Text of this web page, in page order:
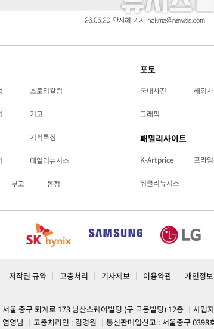
스토리칼럼
기고
기획특집
데일리뉴시스
부고 동정
포토
국내사진 해외
그래픽
패밀리사이트
K-Artprice 프라
위클리뉴시스
저작권 규약 고충처리 기사제보 이용약관 개인정
서울 중구 퇴계로 173 남산스퀘어빌딩 (구 극동빌딩) 12층
사업
염영남 고충처리인 : 김경원 통신판매업신고 : 서울중구 0398